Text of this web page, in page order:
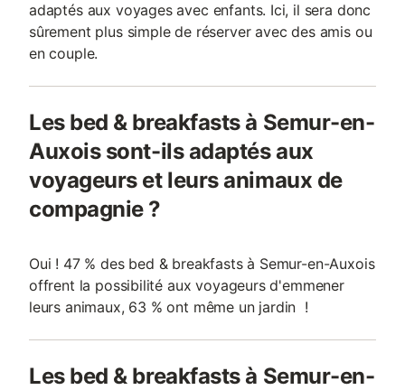
adaptés aux voyages avec enfants. Ici, il sera donc
sûrement plus simple de réserver avec des amis ou
en couple.
Les bed & breakfasts à Semur-en-
Auxois sont-ils adaptés aux
voyageurs et leurs animaux de
compagnie ?
Oui ! 47 % des bed & breakfasts à Semur-en-Auxois
offrent la possibilité aux voyageurs d'emmener
leurs animaux, 63 % ont même un jardin !
Les bed & breakfasts à Semur-en-